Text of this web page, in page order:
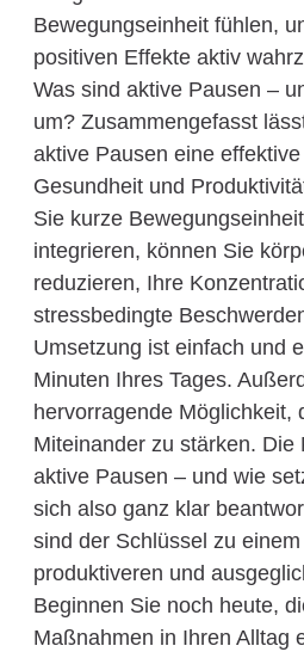
Bewegungseinheit fühlen,
positiven Effekte aktiv
Was sind aktive Pausen –
um? Zusammengefasst
aktive Pausen eine
Gesundheit und
Sie kurze
integrieren, können Sie
reduzieren, Ihre
stressbedingte
Umsetzung ist einfach und
Minuten Ihres Tages.
hervorragende Möglichkeit,
Miteinander zu stärken. Die
aktive Pausen – und wie
sich also ganz klar
sind der Schlüssel zu
produktiveren und
Beginnen Sie noch heute,
Maßnahmen in Ihren Alltag